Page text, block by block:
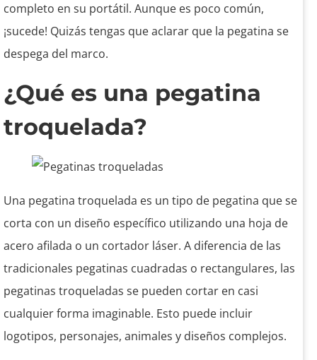
completo en su portátil. Aunque es poco común,
¡sucede! Quizás tengas que aclarar que la pegatina se
despega del marco.
¿Qué es una pegatina
troquelada?
Una pegatina troquelada es un tipo de pegatina que se
corta con un diseño específico utilizando una hoja de
acero afilada o un cortador láser. A diferencia de las
tradicionales pegatinas cuadradas o rectangulares, las
pegatinas troqueladas se pueden cortar en casi
cualquier forma imaginable. Esto puede incluir
logotipos, personajes, animales y diseños complejos.